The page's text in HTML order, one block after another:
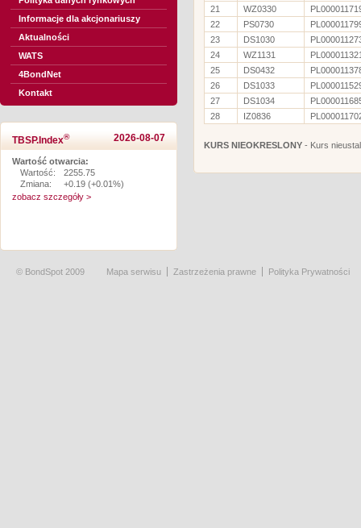
Informacje dla akcjonariuszy
Aktualności
WATS
4BondNet
Kontakt
TBSP.Index® 2026-08-07
Wartość otwarcia:
Wartość:
2255.75
Zmiana:
+0.19 (+0.01%)
zobacz szczegóły >
21
WZ0330
22
PS0730
23
DS1030
24
WZ1131
25
DS0432
26
DS1033
27
DS1034
28
IZ0836
KURS NIEOKRESLONY - Kurs
© BondSpot 2009 Mapa serwisu Zastrzeżenia prawne Polityka Prywatności